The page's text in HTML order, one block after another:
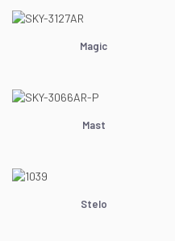
Magic
Mast
Stelo